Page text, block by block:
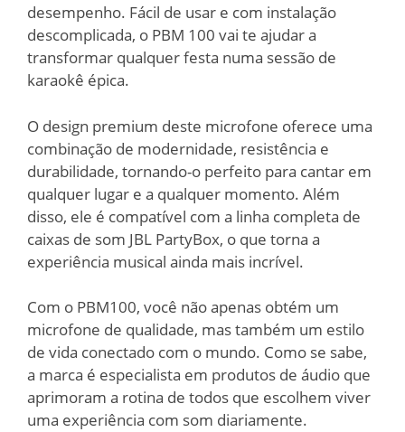
desempenho. Fácil de usar e com instalação
descomplicada, o PBM 100 vai te ajudar a
transformar qualquer festa numa sessão de
karaokê épica.
O design premium deste microfone oferece uma
combinação de modernidade, resistência e
durabilidade, tornando-o perfeito para cantar em
qualquer lugar e a qualquer momento. Além
disso, ele é compatível com a linha completa de
caixas de som JBL PartyBox, o que torna a
experiência musical ainda mais incrível.
Com o PBM100, você não apenas obtém um
microfone de qualidade, mas também um estilo
de vida conectado com o mundo. Como se sabe,
a marca é especialista em produtos de áudio que
aprimoram a rotina de todos que escolhem viver
uma experiência com som diariamente.